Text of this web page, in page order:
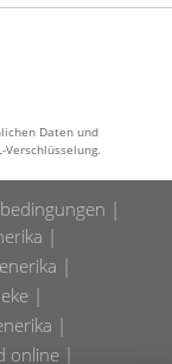
Daten und
online